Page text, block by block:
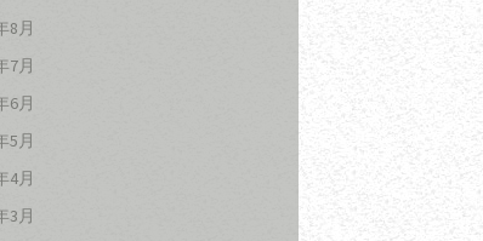
8月
7月
6月
5月
4月
3月